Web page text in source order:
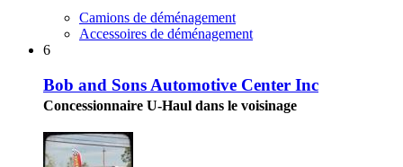
Camions de déménagement
Accessoires de déménagement
6
Bob and Sons Automotive Center Inc
Concessionnaire U-Haul dans le voisinage